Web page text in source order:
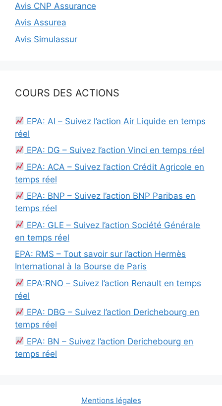
Avis CNP Assurance
Avis Assurea
Avis Simulassur
COURS DES ACTIONS
EPA: AI – Suivez l’action Air Liquide en temps
réel
EPA: DG – Suivez l’action Vinci en temps réel
EPA: ACA – Suivez l’action Crédit Agricole en
temps réel
EPA: BNP – Suivez l’action BNP Paribas en
temps réel
EPA: GLE – Suivez l’action Société Générale
en temps réel
EPA: RMS – Tout savoir sur l’action Hermès
International à la Bourse de Paris
EPA:RNO – Suivez l’action Renault en temps
réel
EPA: DBG – Suivez l’action Derichebourg en
temps réel
EPA: BN – Suivez l’action Derichebourg en
temps réel
Mentions légales